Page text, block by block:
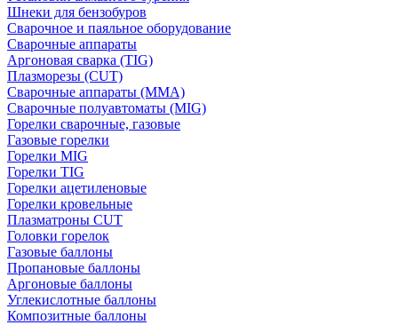
Шнеки для бензобуров
Сварочное и паяльное оборудование
Сварочные аппараты
Аргоновая сварка (TIG)
Плазморезы (CUT)
Сварочные аппараты (MMA)
Сварочные полуавтоматы (MIG)
Горелки сварочные, газовые
Газовые горелки
Горелки MIG
Горелки TIG
Горелки ацетиленовые
Горелки кровельные
Плазматроны CUT
Головки горелок
Газовые баллоны
Пропановые баллоны
Аргоновые баллоны
Углекислотные баллоны
Композитные баллоны